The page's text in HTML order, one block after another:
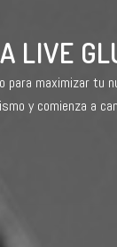
LIVE
para maximizar tu
y comienza a